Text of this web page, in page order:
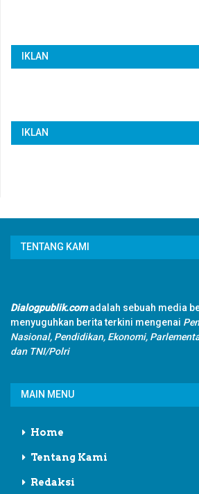
IKLAN
IKLAN
TENTANG KAMI
Dialogpublik.comadalah sebuah media
menyuguhkan berita terkini mengenai
Nasional, Pendidikan, Ekonomi,
dan TNI/Polri
MAIN MENU
Home
Tentang Kami
Redaksi